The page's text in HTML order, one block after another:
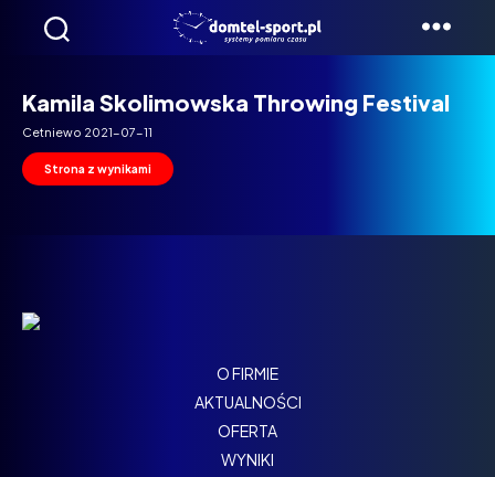
Domtel
Kamila Skolimowska Throwing Festival
Cetniewo 2021-07-11
Strona z wynikami
O FIRMIE
AKTUALNOŚCI
OFERTA
WYNIKI